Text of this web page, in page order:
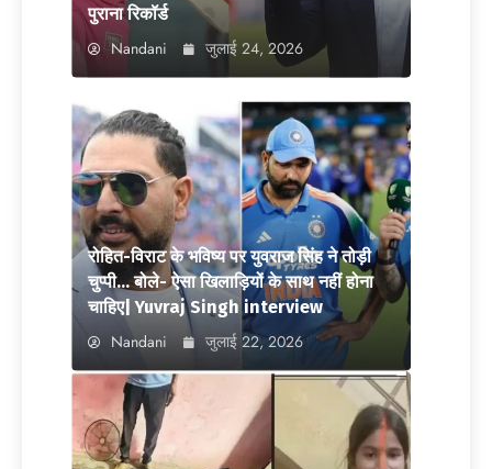
पुराना रिकॉर्ड
Nandani जुलाई 24, 2026
रोहित-विराट के भविष्य पर युवराज सिंह ने तोड़ी
चुप्पी… बोले- ऐसा खिलाड़ियों के साथ नहीं होना
चाहिए| Yuvraj Singh interview
Nandani जुलाई 22, 2026